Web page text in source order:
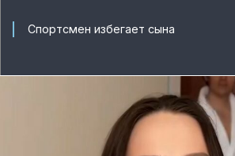
Спортсмен избегает сына